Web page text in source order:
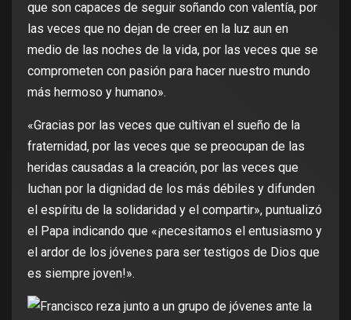
que son capaces de seguir soñando con valentía, por
las veces que no dejan de creer en la luz aun en
medio de las noches de la vida, por las veces que se
comprometen con pasión para hacer nuestro mundo
más hermoso y humano».
«Gracias por las veces que cultivan el sueño de la
fraternidad, por las veces que se preocupan de las
heridas causadas a la creación, por las veces que
luchan por la dignidad de los más débiles y difunden
el espíritu de la solidaridad y el compartir», puntualizó
el Papa indicando que «¡necesitamos el entusiasmo y
el ardor de los jóvenes para ser testigos de Dios que
es siempre joven!».